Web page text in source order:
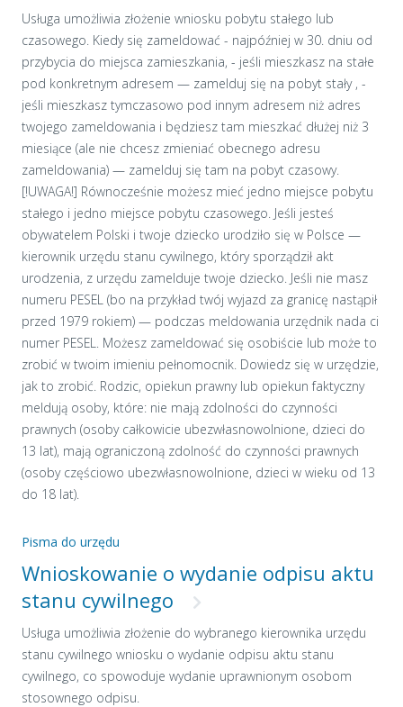
Usługa umożliwia złożenie wniosku pobytu stałego lub
czasowego. Kiedy się zameldować - najpóźniej w 30. dniu od
przybycia do miejsca zamieszkania, - jeśli mieszkasz na stałe
pod konkretnym adresem — zamelduj się na pobyt stały , -
jeśli mieszkasz tymczasowo pod innym adresem niż adres
twojego zameldowania i będziesz tam mieszkać dłużej niż 3
miesiące (ale nie chcesz zmieniać obecnego adresu
zameldowania) — zamelduj się tam na pobyt czasowy.
[!UWAGA!] Równocześnie możesz mieć jedno miejsce pobytu
stałego i jedno miejsce pobytu czasowego. Jeśli jesteś
obywatelem Polski i twoje dziecko urodziło się w Polsce —
kierownik urzędu stanu cywilnego, który sporządził akt
urodzenia, z urzędu zamelduje twoje dziecko. Jeśli nie masz
numeru PESEL (bo na przykład twój wyjazd za granicę nastąpił
przed 1979 rokiem) — podczas meldowania urzędnik nada ci
numer PESEL. Możesz zameldować się osobiście lub może to
zrobić w twoim imieniu pełnomocnik. Dowiedz się w urzędzie,
jak to zrobić. Rodzic, opiekun prawny lub opiekun faktyczny
meldują osoby, które: nie mają zdolności do czynności
prawnych (osoby całkowicie ubezwłasnowolnione, dzieci do
13 lat), mają ograniczoną zdolność do czynności prawnych
(osoby częściowo ubezwłasnowolnione, dzieci w wieku od 13
do 18 lat).
Pisma do urzędu
Wnioskowanie o wydanie odpisu aktu
stanu cywilnego
Usługa umożliwia złożenie do wybranego kierownika urzędu
stanu cywilnego wniosku o wydanie odpisu aktu stanu
cywilnego, co spowoduje wydanie uprawnionym osobom
stosownego odpisu.